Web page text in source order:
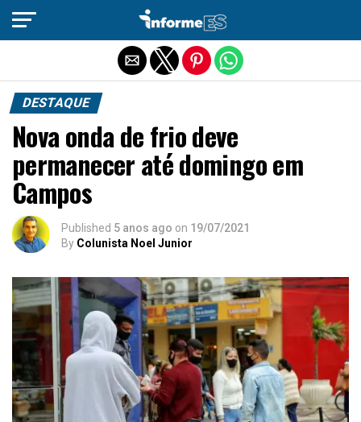
DESTAQUE
Nova onda de frio deve
permanecer até domingo em
Campos
Published 5 anos ago on 19/07/2021
By Colunista Noel Junior
Sair da versão mobile